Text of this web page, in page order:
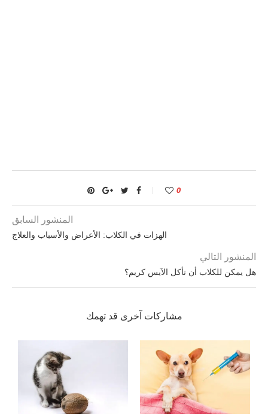
0
المنشور السابق
الهزات في الكلاب: الأعراض والأسباب والعلاج
المنشور التالي
هل يمكن للكلاب أن تأكل الآيس كريم؟
مشاركات آخرى قد تهمك